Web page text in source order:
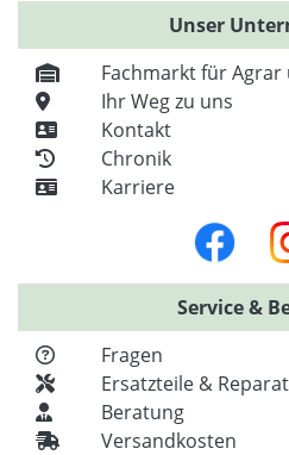
Unser
Fachmarkt für Agrar
Ihr Weg zu uns
Kontakt
Chronik
Karriere
Service &
Fragen
Ersatzteile &
Beratung
Versandkosten